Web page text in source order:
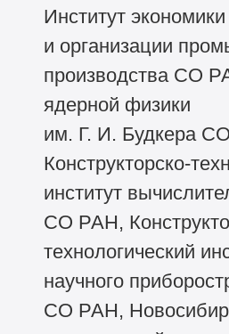
Институт экономики
и организации
производства СО
ядерной физики
им. Г. И. Будкера
Конструкторско-
институт
СО РАН,
технологический
научного
СО РАН,